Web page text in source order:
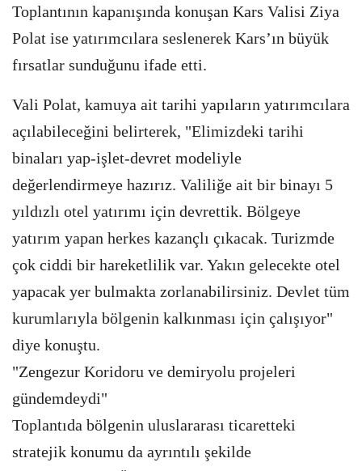
Toplantının kapanışında konuşan Kars Valisi Ziya
Polat ise yatırımcılara seslenerek Kars’ın büyük
fırsatlar sunduğunu ifade etti.
Vali Polat, kamuya ait tarihi yapıların yatırımcılara
açılabileceğini belirterek, "Elimizdeki tarihi
binaları yap-işlet-devret modeliyle
değerlendirmeye hazırız. Valiliğe ait bir binayı 5
yıldızlı otel yatırımı için devrettik. Bölgeye
yatırım yapan herkes kazançlı çıkacak. Turizmde
çok ciddi bir hareketlilik var. Yakın gelecekte otel
yapacak yer bulmakta zorlanabilirsiniz. Devlet tüm
kurumlarıyla bölgenin kalkınması için çalışıyor"
diye konuştu.
"Zengezur Koridoru ve demiryolu projeleri
gündemdeydi"
Toplantıda bölgenin uluslararası ticaretteki
stratejik konumu da ayrıntılı şekilde